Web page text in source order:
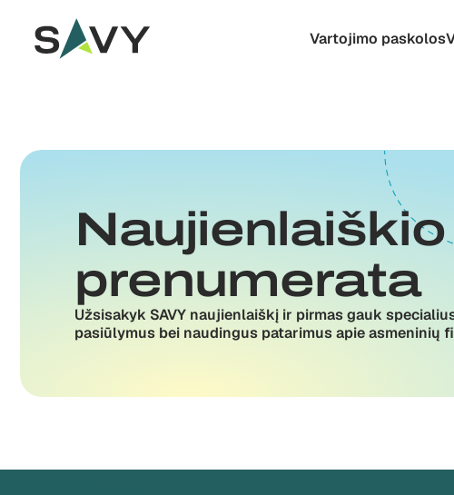
Vartojimo paskolos
Naujienlaiškio
prenumerata
Užsisakyk SAVY naujienlaiškį ir pirmas gauk
pasiūlymus bei naudingus patarimus apie asmeninių